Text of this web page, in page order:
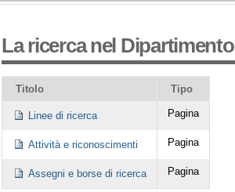
La ricerca nel Dipartimento
Titolo Tipo
Linee di ricerca Pagina
Attività e riconoscimenti Pagina
Assegni e borse di ricerca Pagina